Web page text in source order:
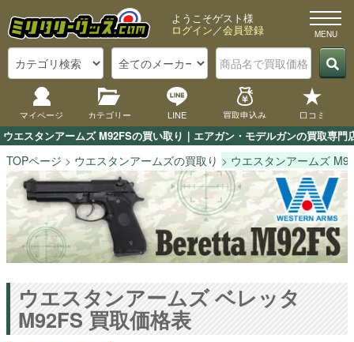
ウエスタンアームズ M92FSの買い取り｜エアガン・モデルガンの買取専門
ようこそゲスト様
ログイン／会員登録
マイページ カテゴリー LINE 買取申込み 口コミ
TOPページ ウエスタンアームズの買取り ウエスタンアームズ
ウエスタンアームズ ベレッタ
M92FS 買取価格表